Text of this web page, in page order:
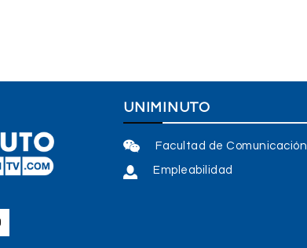
UNIMINUTO
Facultad de Comunicación
Empleabilidad